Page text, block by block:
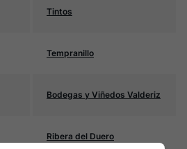
Tintos
Tempranillo
Bodegas y Viñedos Valderiz
Ribera del Duero